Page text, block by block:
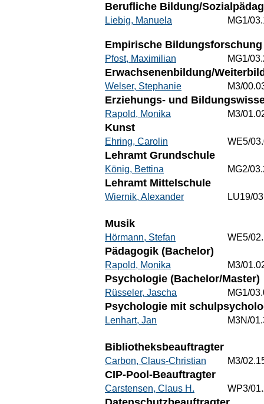
Berufliche Bildung/
Liebig, Manuela MG1/
Empirische Bildungsforschung
Pfost, Maximilian MG1/
Erwachsenenbildung/
Welser, Stephanie M3/
Erziehungs- und
Rapold, Monika M3/
Kunst
Ehring, Carolin WE5/
Lehramt Grundschule
König, Bettina MG2/
Lehramt Mittelschule
Wiernik, Alexander LU19/
Musik
Hörmann, Stefan WE5/
Pädagogik (Bachelor)
Rapold, Monika M3/
Psychologie (Bachelor/Master)
Rüsseler, Jascha MG1/
Psychologie mit
Lenhart, Jan M3N/
Bibliotheksbeauftragter
Carbon, Claus-Christian M3/
CIP-Pool-Beauftragter
Carstensen, Claus H. WP3/